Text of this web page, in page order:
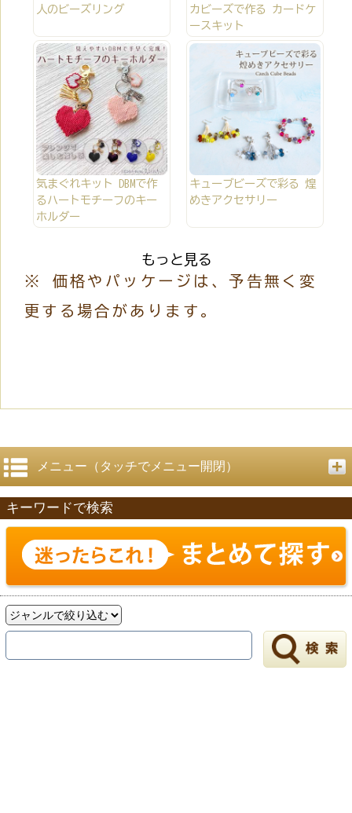
人のビーズリング
カビーズで作る カードケ
ースキット
気まぐれキット DBMで作
るハートモチーフのキー
ホルダー
キューブビーズで彩る 煌
めきアクセサリー
もっと見る
※ 価格やパッケージは、予告無く変
更する場合があります。
メニュー（タッチでメニュー開閉）
キーワードで検索